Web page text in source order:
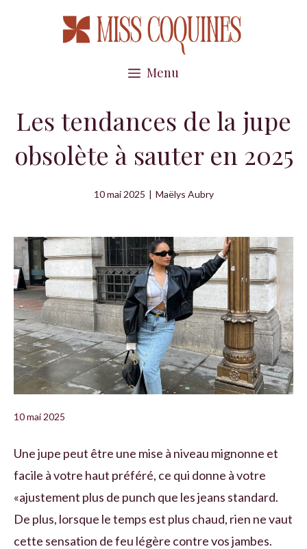
Menu
Les tendances de la jupe
obsolète à sauter en 2025
10 mai 2025 | Maëlys Aubry
10 mai 2025
Une jupe peut être une mise à niveau mignonne et
facile à votre haut préféré, ce qui donne à votre
«ajustement plus de punch que les jeans standard.
De plus, lorsque le temps est plus chaud, rien ne vaut
cette sensation de feu légère contre vos jambes.